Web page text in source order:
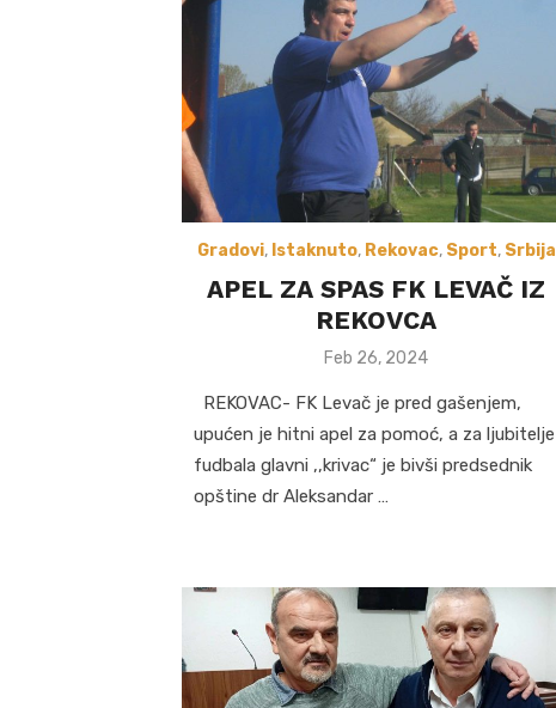
Gradovi, Istaknuto, Rekovac, Sport, Srbija
APEL ZA SPAS FK LEVAČ IZ
REKOVCA
Posted
Feb 26, 2024
REKOVAC- FK Levač je pred gašenjem,
upućen je hitni apel za pomoć, a za ljubitelje
fudbala glavni ,,krivac“ je bivši predsednik
opštine dr Aleksandar …